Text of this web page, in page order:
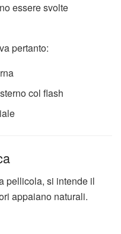
essere svolte
pertanto:
col flash
pellicola, si intende il
appaiano naturali.